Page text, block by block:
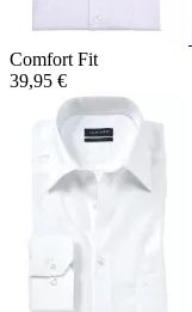
Comfort Fit
39,95 €